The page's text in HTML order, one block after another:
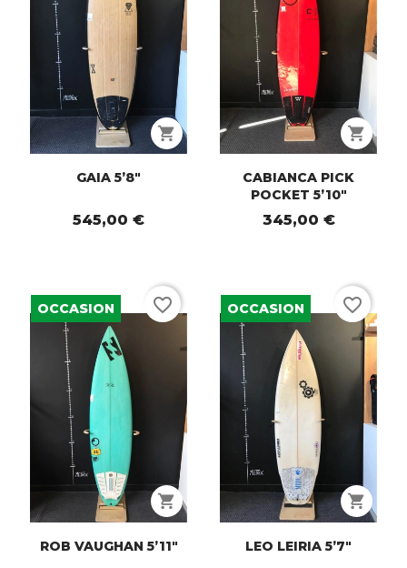
shopping_cart
GAIA 5’8"
545,00 €
shopping_cart
CABIANCA PICK
POCKET 5’10"
345,00 €
shopping_cart
ROB VAUGHAN 5’11"
OCCASION favorite_border
shopping_cart
LEO LEIRIA 5’7"
OCCASION favorite_border